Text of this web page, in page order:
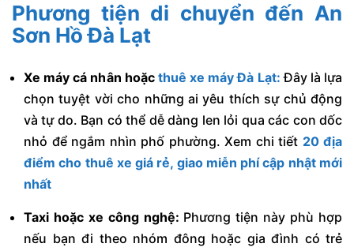
Phương tiện di chuyển đến An
Sơn Hồ Đà Lạt
Xe máy cá nhân hoặcthuê xe máy Đà Lạt: Đây là lựa
chọn tuyệt vời cho những ai yêu thích sự chủ động
và tự do. Bạn có thể dễ dàng len lỏi qua các con dốc
nhỏ để ngắm nhìn phố phường. Xem chi tiết 20 địa
điểm cho thuê xe giá rẻ, giao miễn phí cập nhật mới
nhất
Taxi hoặc xe công nghệ: Phương tiện này phù hợp
nếu bạn đi theo nhóm đông hoặc gia đình có trẻ